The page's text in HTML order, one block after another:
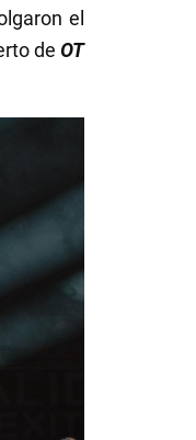
el
de OT